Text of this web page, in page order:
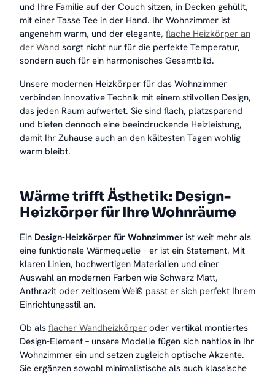
und Ihre Familie auf der Couch sitzen, in Decken gehüllt,
mit einer Tasse Tee in der Hand. Ihr Wohnzimmer ist
angenehm warm, und der elegante, flache Heizkörper an
der Wand sorgt nicht nur für die perfekte Temperatur,
sondern auch für ein harmonisches Gesamtbild.
Unsere modernen Heizkörper für das Wohnzimmer
verbinden innovative Technik mit einem stilvollen Design,
das jeden Raum aufwertet. Sie sind flach, platzsparend
und bieten dennoch eine beeindruckende Heizleistung,
damit Ihr Zuhause auch an den kältesten Tagen wohlig
warm bleibt.
Wärme trifft Ästhetik: Design-
Heizkörper für Ihre Wohnräume
Ein Design-Heizkörper für Wohnzimmer ist weit mehr als
eine funktionale Wärmequelle – er ist ein Statement. Mit
klaren Linien, hochwertigen Materialien und einer
Auswahl an modernen Farben wie Schwarz Matt,
Anthrazit oder zeitlosem Weiß passt er sich perfekt Ihrem
Einrichtungsstil an.
Ob als flacher Wandheizkörper oder vertikal montiertes
Design-Element – unsere Modelle fügen sich nahtlos in Ihr
Wohnzimmer ein und setzen zugleich optische Akzente.
Sie ergänzen sowohl minimalistische als auch klassische